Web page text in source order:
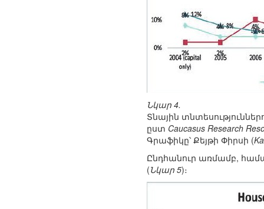
Նկար 4.
Տնային
ըստ Caucasus Research
Գրաֆիկը՝ Քեյթի Փիրսի (
Ընդհանուր առմամբ,
(Նկար 5)։